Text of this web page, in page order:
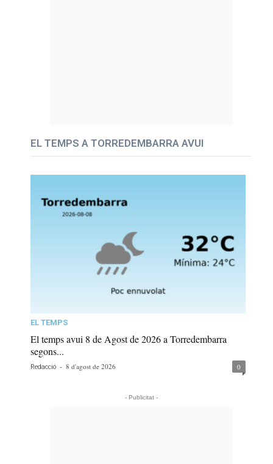
EL TEMPS A TORREDEMBARRA AVUI
EL TEMPS
El temps avui 8 de Agost de 2026 a Torredembarra
segons...
Redacció - 8 d'agost de 2026 0
- Publicitat -